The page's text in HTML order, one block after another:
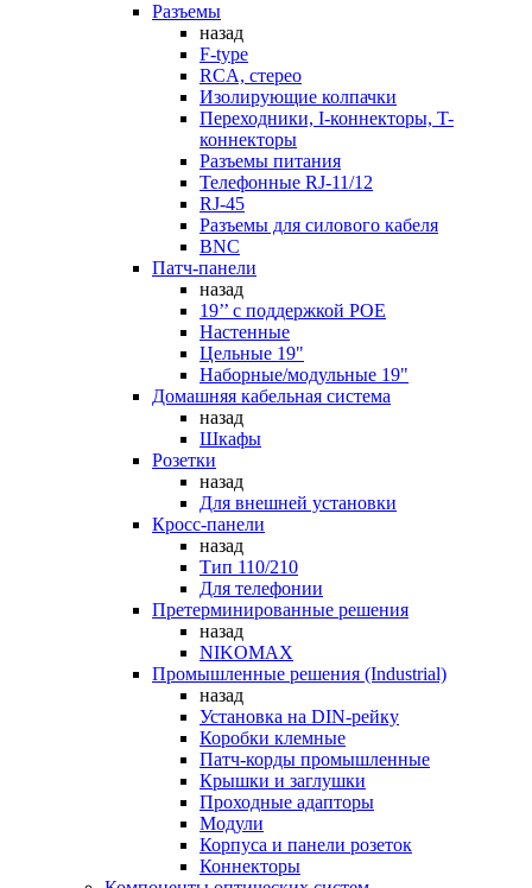
Разъемы
назад
F-type
RCA, стерео
Изолирующие колпачки
Переходники, I-коннекторы, T-
коннекторы
Разъемы питания
Телефонные RJ-11/12
RJ-45
Разъемы для силового кабеля
BNC
Патч-панели
назад
19’’ с поддержкой POE
Настенные
Цельные 19"
Наборные/модульные 19"
Домашняя кабельная система
назад
Шкафы
Розетки
назад
Для внешней установки
Кросс-панели
назад
Тип 110/210
Для телефонии
Претерминированные решения
назад
NIKOMAX
Промышленные решения (Industrial)
назад
Установка на DIN-рейку
Коробки клемные
Патч-корды промышленные
Крышки и заглушки
Проходные адапторы
Модули
Корпуса и панели розеток
Коннекторы